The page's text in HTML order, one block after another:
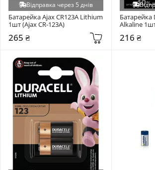
Відправка через 5 днів
Батарейка Ajax CR123A Lithium
1шт (Ajax CR-123A)
265 ₴
Батарейка
Alkaline
216 ₴